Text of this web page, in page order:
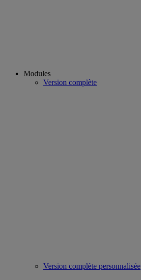
Modules
Version complète
Version complète personnalisée